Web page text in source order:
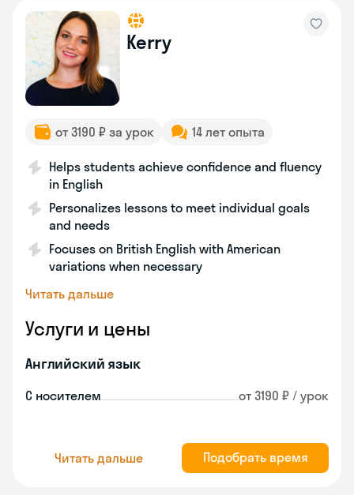
Kerry
от 3190 ₽ за урок 14 лет опыта
Helps students achieve confidence and fluency
in English
Personalizes lessons to meet individual goals
and needs
Focuses on British English with American
variations when necessary
Читать дальше
Услуги и цены
Английский язык
С носителем от 3190 ₽ / урок
Читать дальше Подобрать время